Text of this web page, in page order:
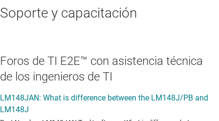
Soporte y capacitación
Foros de TI E2E™ con asistencia técnica
de los ingenieros de TI